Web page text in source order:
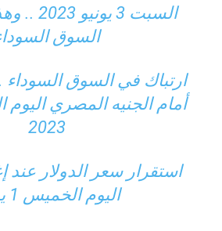
السبت 3
السوق
ارتباك في السوق السوداء
2023
استقرار سعر الدولار عند
اليوم الخميس 1 يونيو